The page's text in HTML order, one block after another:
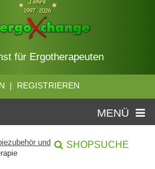
für Ergotherapeuten
| REGISTRIEREN
MENÜ
und
SHOPSUCHE